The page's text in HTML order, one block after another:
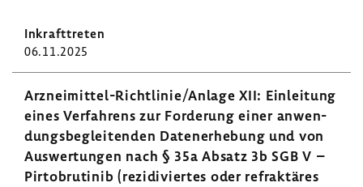
06.11.2025
Arzneimittel-​Richtlinie/Anlage XII: Einlei­tung
eines Verfah­rens zur Forde­rung einer anwen­
dungs­be­glei­tenden Daten­er­he­bung und von
Auswer­tungen nach § 35a Absatz 3b SGB V –
Pirto­bru­tinib (rezi­di­viertes oder refrak­täres